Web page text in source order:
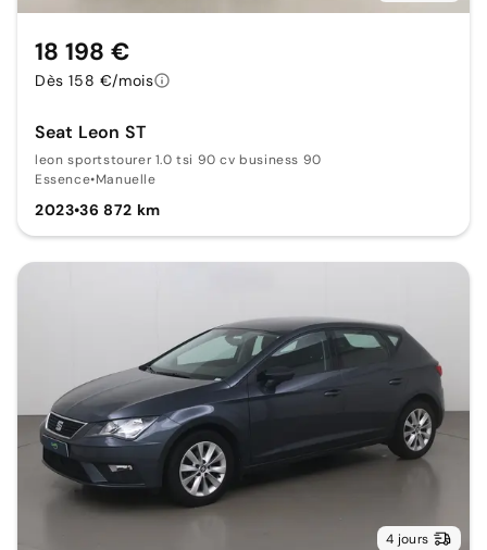
Seat Leon ST
leon sportstourer 1.0 tsi 90 cv business 90
Essence•Manuelle
2023•36 872 km
18 198 €
Dès 158 €/mois
4 jours